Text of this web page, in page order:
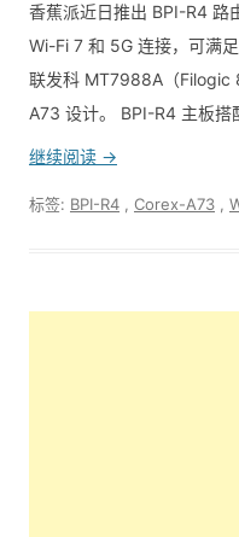
香蕉派近日推出 BPI-R4 路
Wi-Fi 7 和 5G 连接，可满
联发科 MT7988A（Filogic
A73 设计。 BPI-R4 主板
继续阅读 →
标签: BPI-R4 Corex-A73